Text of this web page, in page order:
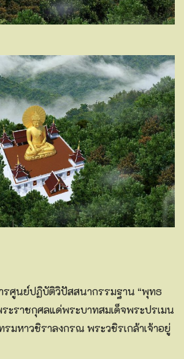
รศูนย์ปฏิบัติวิปัสสนากรรมฐาน “พุทธ
ะราชกุศลแด่พระบาทสมเด็จพระปรเมน
มหาวชิราลงกรณ พระวชิรเกล้าเจ้าอยู่